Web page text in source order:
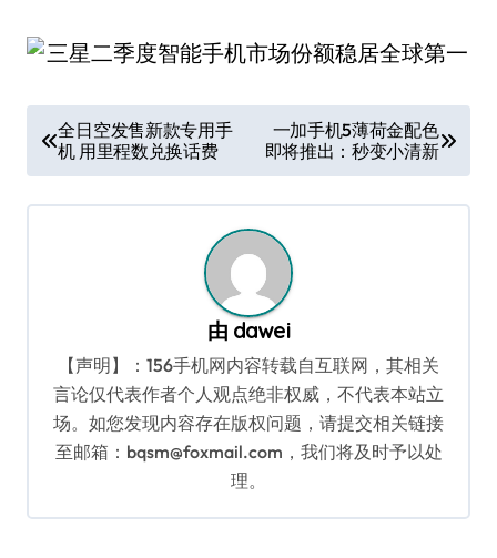
章
导
全日空发售新款专用手
机 用里程数兑换话费
一加手机5薄荷金配色
即将推出：秒变小清新
由 dawei
【声明】：156手机网内容转载自互联网，其相关
言论仅代表作者个人观点绝非权威，不代表本站立
场。如您发现内容存在版权问题，请提交相关链接
至邮箱：bqsm@foxmail.com，我们将及时予以处
理。